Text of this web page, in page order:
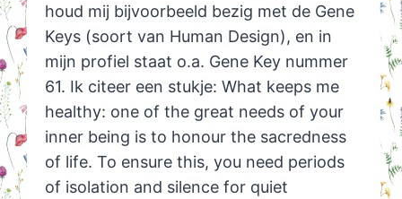
houd mij bijvoorbeeld bezig met de Gene
Keys (soort van Human Design), en in
mijn profiel staat o.a. Gene Key nummer
61. Ik citeer een stukje: What keeps me
healthy: one of the great needs of your
inner being is to honour the sacredness
of life. To ensure this, you need periods
of isolation and silence for quiet